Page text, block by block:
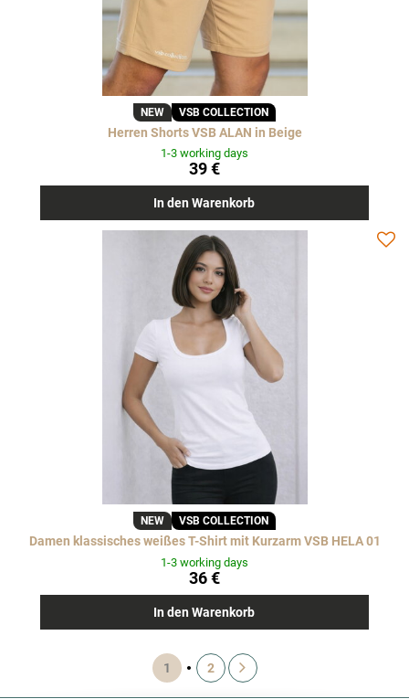
NEW VSB COLLECTION
Herren Shorts VSB ALAN in Beige
1-3 working days
39 €
In den Warenkorb
NEW VSB COLLECTION
Damen klassisches weißes T-Shirt mit Kurzarm VSB HELA 01
1-3 working days
36 €
In den Warenkorb
1 2